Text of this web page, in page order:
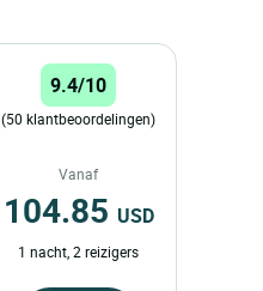
9.4/10
(50 klantbeoordelingen)
Vanaf
104.85 USD
1 nacht, 2 reizigers